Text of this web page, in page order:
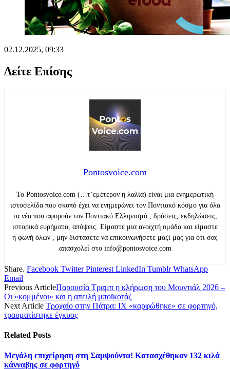
02.12.2025, 09:33
Δείτε Επίσης
Pontosvoice.com
Το Pontosvoice.com (…τ’εμέτερον η λαλία) είναι μια ενημερωτική
ιστοσελίδα που σκοπό έχει να ενημερώνει τον Ποντιακό κόσμο για όλα
τα νέα που αφορούν τον Ποντιακό Ελληνισμό , δράσεις, εκδηλώσεις,
ιστορικά ευρήματα, απόψεις. Είμαστε μια ανοιχτή ομάδα και είμαστε
η φωνή όλων , μην διστάσετε να επικοινωνήσετε μαζί μας για ότι σας
απασχολεί στο info@pontosvoice.com
Share. Facebook Twitter Pinterest LinkedIn Tumblr WhatsApp
Email
Previous ArticleΠαρουσία Τραμπ η κλήρωση του Μουντιάλ 2026 –
Οι «κομμένοι» και η απειλή μποϊκοτάζ
Next Article Τροχαίο στην Πάτρα: ΙΧ «καρφώθηκε» σε φορτηγό,
τραυματίστηκε έγκυος
Related Posts
Μεγάλη επιχείρηση στη Σαμψούντα! Κατασχέθηκαν 132 κιλά
κάνναβης σε φορτηγό